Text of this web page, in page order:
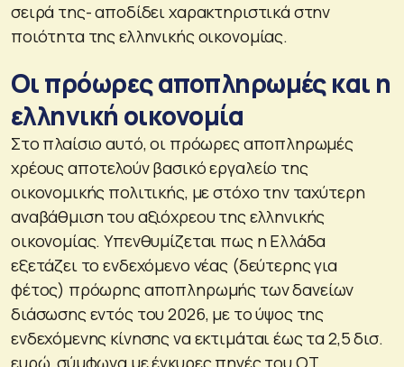
σειρά της- αποδίδει χαρακτηριστικά στην
ποιότητα της ελληνικής οικονομίας.
Οι πρόωρες αποπληρωμές και η
ελληνική οικονομία
Στο πλαίσιο αυτό, οι πρόωρες αποπληρωμές
χρέους αποτελούν βασικό εργαλείο της
οικονομικής πολιτικής, με στόχο την ταχύτερη
αναβάθμιση του αξιόχρεου της ελληνικής
οικονομίας. Υπενθυμίζεται πως η Ελλάδα
εξετάζει το ενδεχόμενο νέας (δεύτερης για
φέτος) πρόωρης αποπληρωμής των δανείων
διάσωσης εντός του 2026, με το ύψος της
ενδεχόμενης κίνησης να εκτιμάται έως τα 2,5 δισ.
ευρώ, σύμφωνα με έγκυρες πηγές του ΟΤ.